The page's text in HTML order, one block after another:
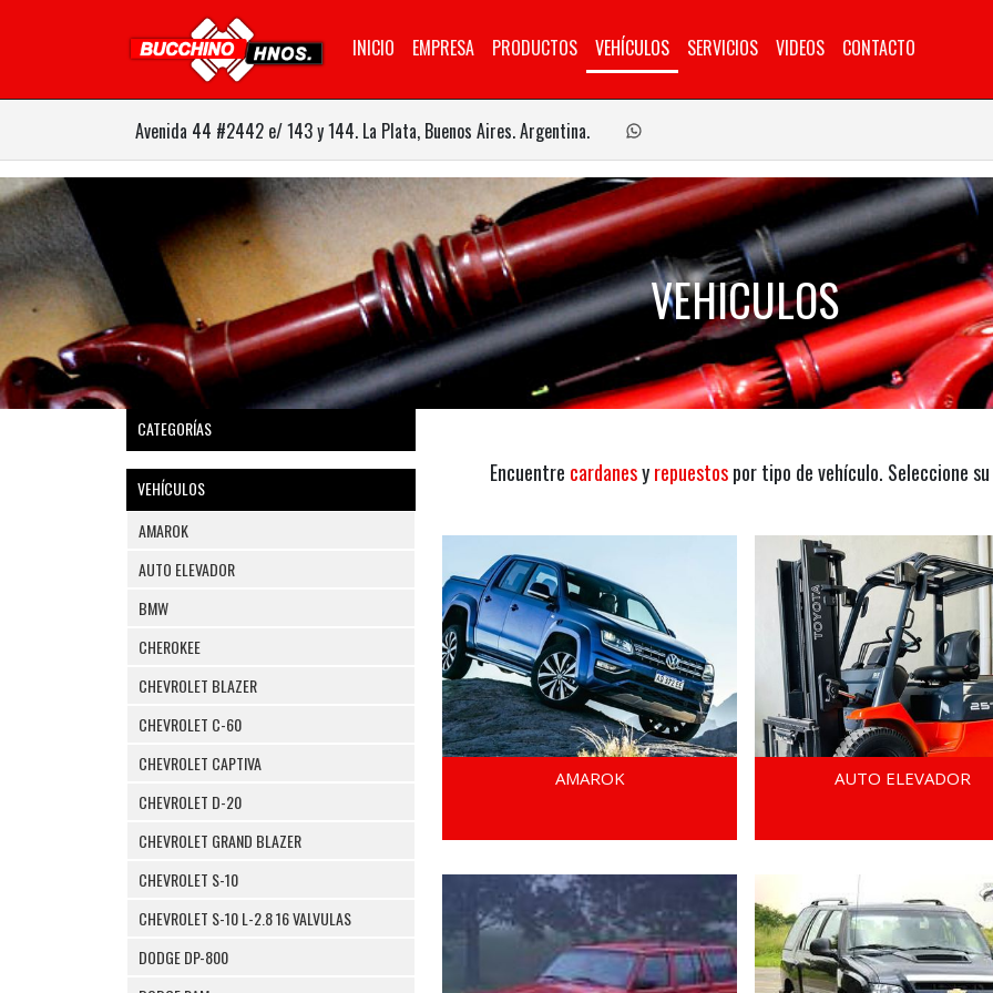
INICIO EMPRESA PRODUCTOS VEHÍCULOS SERVICIOS VIDEOS CONTACTO
Avenida 44 #2442 e/ 143 y 144. La Plata, Buenos Aires. Argentina.
VEHICULOS
CATEGORÍAS
VEHÍCULOS
AMAROK
AUTO ELEVADOR
BMW
CHEROKEE
CHEVROLET BLAZER
CHEVROLET C-60
CHEVROLET CAPTIVA
CHEVROLET D-20
CHEVROLET GRAND BLAZER
CHEVROLET S-10
CHEVROLET S-10 L-2.8 16 VALVULAS
DODGE DP-800
Encuentre cardanesyrepuestospor tipo de vehículo. Seleccione
AMAROK AUTO ELEVADOR